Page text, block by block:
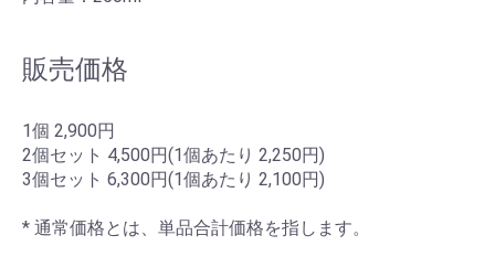
販売価格
1個 2,900円
2個セット 4,500円(1個あたり 2,250円)
3個セット 6,300円(1個あたり 2,100円)
* 通常価格とは、単品合計価格を指します。